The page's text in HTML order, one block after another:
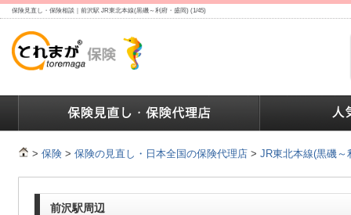
保険見直し・保険相談｜前沢駅 JR東北本線(黒磯～利府・盛岡) (1/45)
> 保険 > 保険の見直し・日本全国の保険代理店 > JR東北本線(黒磯～
前沢駅周辺